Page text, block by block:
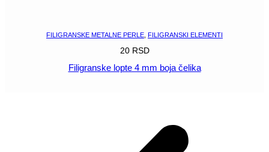
FILIGRANSKE METALNE PERLE FILIGRANSKI ELEMENTI
20 RSD
Filigranske lopte 4 mm boja čelika